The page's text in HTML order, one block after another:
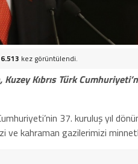
kez görüntülendi.
Kıbrıs Türk
37. kuruluş yıl
ve kahraman gazilerimizi